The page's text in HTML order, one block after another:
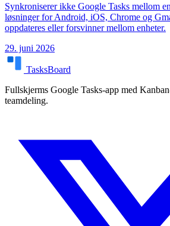
Synkroniserer ikke Google Tasks mellom
løsninger for Android, iOS, Chrome og
oppdateres eller forsvinner mellom enheter.
29. juni 2026
TasksBoard
Fullskjerms Google Tasks-app med
teamdeling.